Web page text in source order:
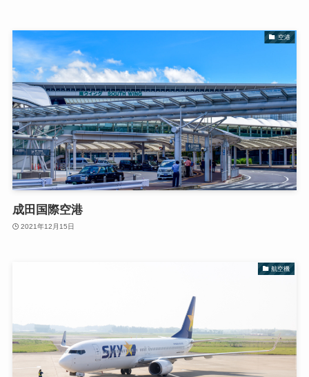
空港
成田国際空港
2021年12月15日
航空機